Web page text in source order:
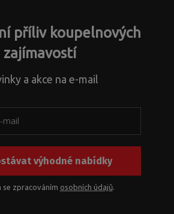
příliv koupelnových
zajímavostí
a akce na e-mail
výhodné nabídky
se zpracováním osobních údajů.